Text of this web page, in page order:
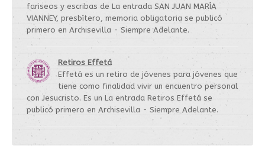
fariseos y escribas de La entrada SAN JUAN MARÍA
VIANNEY, presbítero, memoria obligatoria se publicó
primero en Archisevilla - Siempre Adelante.
Retiros Effetá
Effetá es un retiro de jóvenes para jóvenes que
tiene como finalidad vivir un encuentro personal
con Jesucristo. Es un La entrada Retiros Effetá se
publicó primero en Archisevilla - Siempre Adelante.